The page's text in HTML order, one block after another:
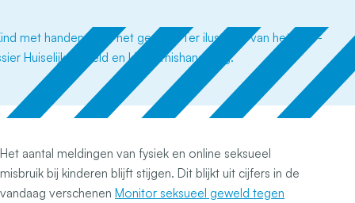
Het aantal meldingen van fysiek en online seksueel
misbruik bij kinderen blijft stijgen. Dit blijkt uit cijfers in de
vandaag verschenen Monitor seksueel geweld tegen